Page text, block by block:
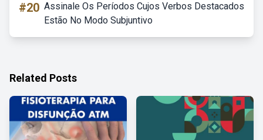
#20 Assinale Os Períodos Cujos Verbos Destacados
Estão No Modo Subjuntivo
Related Posts